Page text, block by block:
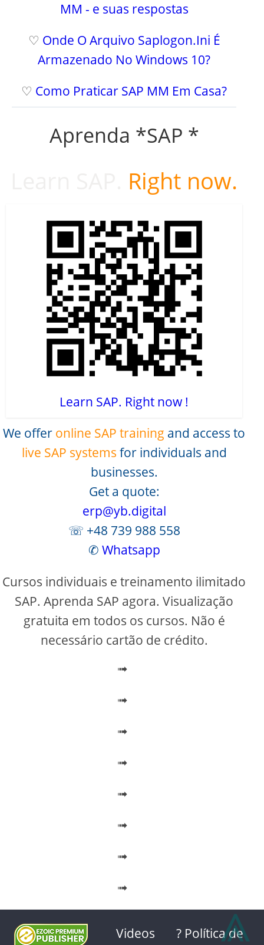
MM - e suas respostas
♡ Onde O Arquivo Saplogon.Ini É
Armazenado No Windows 10?
♡ Como Praticar SAP MM Em Casa?
Aprenda *SAP *
Right now.
Learn SAP. Right now !
We offer online SAP training and access to
live SAP systems for individuals and
businesses.
Get a quote:
erp@yb.digital
☏ +48 739 988 558
✆ Whatsapp
Cursos individuais e treinamento ilimitado
SAP. Aprenda SAP agora. Visualização
gratuita em todos os cursos. Não é
necessário cartão de crédito.
➟
➟
➟
➟
➟
➟
➟
➟
Videos
? Política de
⩓